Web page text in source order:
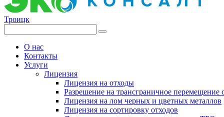
Троицк
О нас
Контакты
Услуги
Лицензия
Лицензия на отходы
Разрешение на трансграничное перемещение
Лицензия на лом черных и цветных металлов
Лицензия на сортировку отходов